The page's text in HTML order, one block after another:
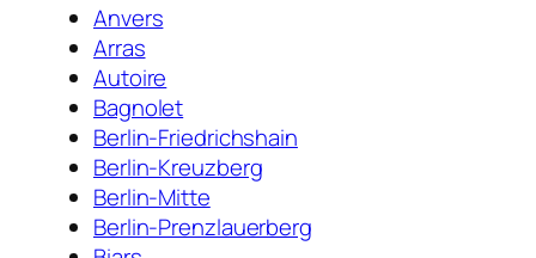
Anvers
Arras
Autoire
Bagnolet
Berlin-Friedrichshain
Berlin-Kreuzberg
Berlin-Mitte
Berlin-Prenzlauerberg